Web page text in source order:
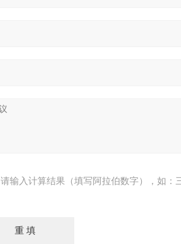
请输入计算结果（填写阿拉伯数字），如：